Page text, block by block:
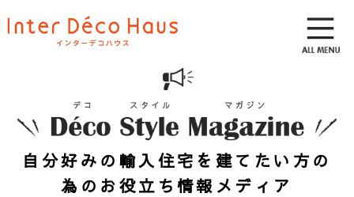
自分好みの輸入住宅を建てたい方の
為のお役立ち情報メディア